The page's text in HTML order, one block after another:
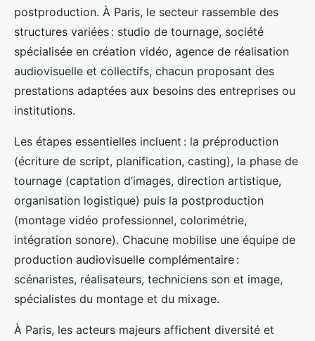
postproduction. À Paris, le secteur rassemble des
structures variées : studio de tournage, société
spécialisée en création vidéo, agence de réalisation
audiovisuelle et collectifs, chacun proposant des
prestations adaptées aux besoins des entreprises ou
institutions.
Les étapes essentielles incluent : la préproduction
(écriture de script, planification, casting), la phase de
tournage (captation d’images, direction artistique,
organisation logistique) puis la postproduction
(montage vidéo professionnel, colorimétrie,
intégration sonore). Chacune mobilise une équipe de
production audiovisuelle complémentaire :
scénaristes, réalisateurs, techniciens son et image,
spécialistes du montage et du mixage.
À Paris, les acteurs majeurs affichent diversité et